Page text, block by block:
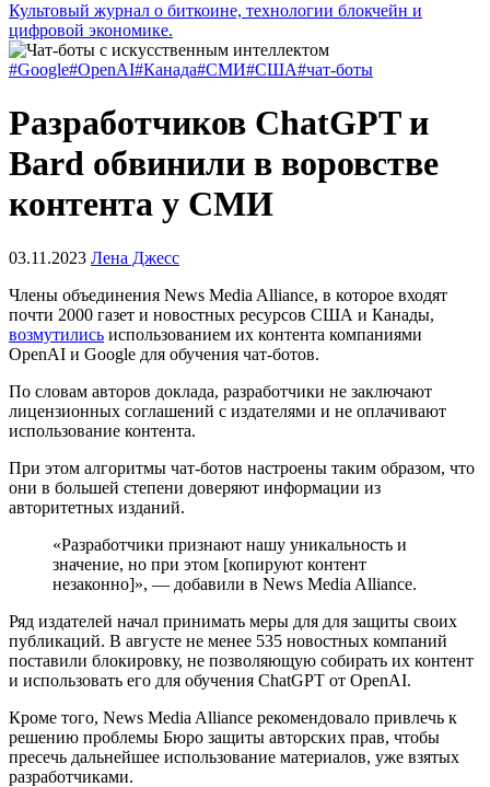
Культовый журнал о биткоине, технологии блокчейн и
цифровой экономике.
#Google#OpenAI#Канада#СМИ#США#чат-боты
Разработчиков ChatGPT и
Bard обвинили в воровстве
контента у СМИ
03.11.2023 Лена Джесс
Члены объединения News Media Alliance, в которое входят
почти 2000 газет и новостных ресурсов США и Канады,
возмутились использованием их контента компаниями
OpenAI и Google для обучения чат-ботов.
По словам авторов доклада, разработчики не заключают
лицензионных соглашений с издателями и не оплачивают
использование контента.
При этом алгоритмы чат-ботов настроены таким образом, что
они в большей степени доверяют информации из
авторитетных изданий.
«Разработчики признают нашу уникальность и
значение, но при этом [копируют контент
незаконно]», — добавили в News Media Alliance.
Ряд издателей начал принимать меры для для защиты своих
публикаций. В августе не менее 535 новостных компаний
поставили блокировку, не позволяющую собирать их контент
и использовать его для обучения ChatGPT от OpenAI.
Кроме того, News Media Alliance рекомендовало привлечь к
решению проблемы Бюро защиты авторских прав, чтобы
пресечь дальнейшее использование материалов, уже взятых
разработчиками.